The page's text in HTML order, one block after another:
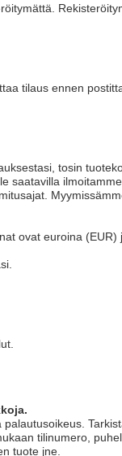
tilaus ennen
tosin
saatavilla
ovat euroina
tilinumero,
tuote jne.